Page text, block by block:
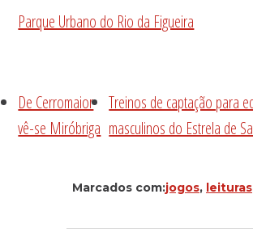
Parque Urbano do Rio da Figueira
De Cerromaior
vê-se Miróbriga
Treinos de captação para
masculinos do Estrela de
Marcados com:jogos, leituras